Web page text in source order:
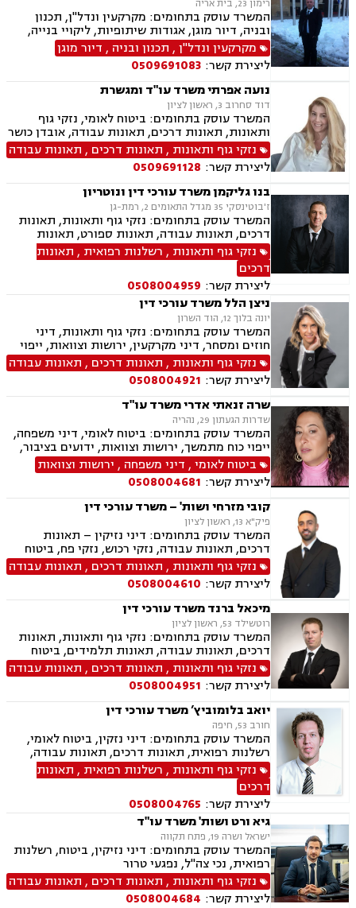
רימון 23, בית אריה
המשרד עוסק בתחומים: מקרקעין ונדל"ן, תכנון
ובניה, דיור מוגן, אגודות שיתופיות, ליקויי בנייה,
מושבים וקיבוצים, פינוי בינוי, קבוצות רכישה,
עסקאות מכר דירה, פינוי מושכר, נחלות ומשקים
במושבים, רשות מקרקעי ישראל, צווי הריסה, רישום
קבלנים, בתים משותפים, וכו', דיני משפחה, גישור
במשפחה, פונדקאות, ידועים בציבור אפוטרופסות,
הסכמי ממון, אבהות, מזונות, משמורת, גירושין,
הורות חד מינית, נישואים אזרחיים, חוק הנוער,
אימוץ, חלוקת רכוש, מעמד אישי, תיאום הורי וכו'
נזקי גוף ותאונות
מקרקעין ונדל"ן, תכנון ובניה , דיור מוגן
ליצירת קשר: 0509691083
נועה אפרתי משרד עו"ד ומגשרת
דוד סחרוב 3, ראשון לציון
המשרד עוסק בתחומים: ביטוח לאומי, נזקי גוף
ותאונות, תאונות דרכים, תאונות עבודה, אובדן כושר
עבודה, תאונות תלמידים, תאונות עקב רשלנות,
רשלנות רפואית, רשלנות רפואית- הריון ולידה,
רשלנות רפואית - רפואת שיניים, צבא ומשרד
הבטחון, נכי צה"ל, משפט צבאי.
נזקי גוף ותאונות , תאונות דרכים , תאונות עבודה
ליצירת קשר: 0509691128
בנו גליקמן משרד עורכי דין ונוטריון
ז'בוטינסקי 35 מגדל התאומים 2, רמת-גן
המשרד עוסק בתחומים: נזקי גוף ותאונות, תאונות
דרכים, תאונות עבודה, תאונות ספורט, תאונות
תלמידים, תאונות עקב רשלנות ביטוח לאומי,
רשלנות רפואית, רשלנות רפואית הריון ולידה,
רשלנות רפואית - רפואת שיניים, נוטריון
נזקי גוף ותאונות , רשלנות רפואית , תאונות
דרכים
ליצירת קשר: 0508004959
ניצן הלל משרד עורכי דין
יונה בלוך 12, הוד השרון
המשרד עוסק בתחומים: נזקי גוף ותאונות, דיני
חוזים ומסחר, דיני מקרקעין, ירושות וצוואות, ייפוי
כוח מתמשך
נזקי גוף ותאונות , תאונות דרכים , תאונות עבודה
ליצירת קשר: 0508004921
שרה זנאתי אדרי משרד עו"ד
שדרות הגעתון 29, נהריה
המשרד עוסק בתחומים: ביטוח לאומי, דיני משפחה,
ייפוי כוח מתמשך, ירושות וצוואות, ידועים בציבור,
הסכמי ממון, גישור במשפחה, מזונות, אפוטרופסות,
משמורת, מקרקעין ונדל"ן, עסקאות מכר דירה, נזקי
גוף ותאונות, תאונות דרכים, תאונות ספורט, תאונות
תלמידים,
ביטוח לאומי, דיני משפחה , ירושות וצוואות
ליצירת קשר: 0508004681
קובי מזרחי ושות' – משרד עורכי דין
פיק"א 13, ראשון לציון
המשרד עוסק בתחומים: דיני נזיקין – תאונות
דרכים, תאונות עבודה, נזקי רכוש, נזקי פח, ביטוח
לאומי – נכות מעבודה, נכות כללית, דיני עבודה –
הטרדות מיניות במקום העבודה, התעמרות, הלנת
שכר, משרד הביטחון, ליטיגציה אזרחית, ייפוי כוח
מתמשך, משפט מסחרי, צוואות, ירושות, הסכמי
ממון, הסכמי פרידה
נזקי גוף ותאונות , תאונות דרכים , תאונות עבודה
ליצירת קשר: 0508004610
מיכאל ברנד משרד עורכי דין
רוטשילד 53, ראשון לציון
המשרד עוסק בתחומים: נזקי גוף ותאונות, תאונות
דרכים, תאונות עבודה, תאונות תלמידים, ביטוח
לאומי, אובדן כושר עבודה, רשלנות רפואית, דיני
תעופה
נזקי גוף ותאונות , תאונות דרכים , תאונות עבודה
ליצירת קשר: 0508004951
יואב בלומוביץ’ משרד עורכי דין
חורב 53, חיפה
המשרד עוסק בתחומים: דיני נזקין, ביטוח לאומי,
רשלנות רפואית, תאונות דרכים, תאונות עבודה,
אובדן כושר עבודה
נזקי גוף ותאונות , רשלנות רפואית , תאונות
דרכים
ליצירת קשר: 0508004765
גיא ורט ושות' משרד עו"ד
ישראל ושרה 19, פתח תקווה
המשרד עוסק בתחומים: דיני נזיקין, ביטוח, רשלנות
רפואית, נכי צה"ל, נפגעי טרור
נזקי גוף ותאונות , תאונות דרכים , תאונות עבודה
ליצירת קשר: 0508004684